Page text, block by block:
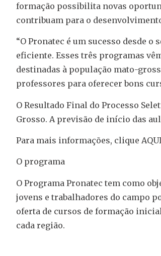
formação possibilita novas
contribuam para o
“O Pronatec é um sucesso desde
eficiente. Esses três programas
destinadas à população mato-
professores para oferecer bons
O Resultado Final do Processo
Grosso. A previsão de início das
Para mais informações, clique
O programa
O Programa Pronatec tem como
jovens e trabalhadores do campo
oferta de cursos de formação
cada região.